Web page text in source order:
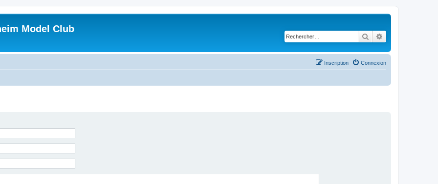
Model Club
Rechercher
Connexion
Inscription